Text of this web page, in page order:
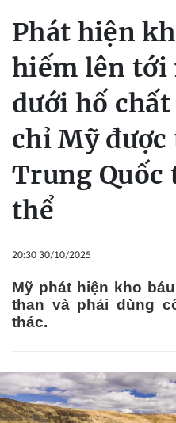
Phát hiện
hiếm lên tới
dưới hố
chỉ Mỹ
Trung
thể
20:30 30/10/2025
Mỹ phát hiện kho
than và phải dùng
thác.